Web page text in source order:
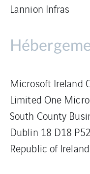
Lannion Infras
Microsoft Ireland
Limited One
South County
Dublin 18 D18
Republic of Ireland